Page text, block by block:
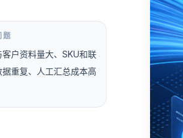
题
客户资料量大、SKU和联
据重复、人工汇总成本高